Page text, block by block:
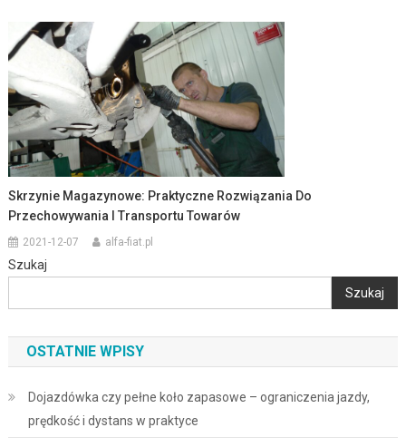
Skrzynie Magazynowe: Praktyczne Rozwiązania Do
Przechowywania I Transportu Towarów
2021-12-07 alfa-fiat.pl
Szukaj
Szukaj
OSTATNIE WPISY
Dojazdówka czy pełne koło zapasowe – ograniczenia jazdy,
prędkość i dystans w praktyce